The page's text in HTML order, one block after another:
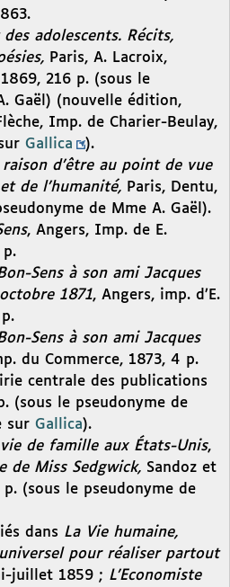
adolescents. Récits,
Paris, A. Lacroix,
216 p. (sous le
Gaël) (nouvelle édition,
Imp. de Charier-Beulay,
Gallica
).
d’être au point de vue
de l’humanité, Paris, Dentu,
de Mme A. Gaël).
, Angers, Imp. de E.
p.
Sens à son ami Jacques
1871, Angers, imp. d’E.
Sens à son ami Jacques
du Commerce, 1873, 4 p.
centrale des publications
(sous le pseudonyme de
sur Gallica).
de famille aux États-Unis,
de Miss Sedgwick, Sandoz et
p. (sous le pseudonyme de
dans La Vie humaine,
pour réaliser partout
juillet 1859 ; L’Economiste